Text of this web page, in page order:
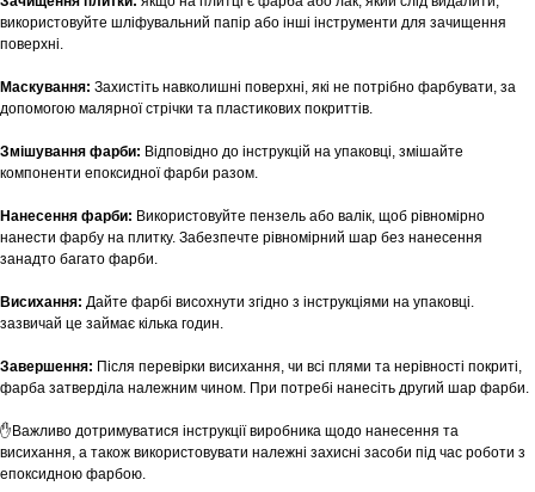
використовуйте шліфувальний папір або інші інструменти для зачищення
поверхні.
Маскування: Захистіть навколишні поверхні, які не потрібно фарбувати, за
допомогою малярної стрічки та пластикових покриттів.
Змішування фарби: Відповідно до інструкцій на упаковці, змішайте
компоненти епоксидної фарби разом.
Нанесення фарби: Використовуйте пензель або валік, щоб рівномірно
нанести фарбу на плитку. Забезпечте рівномірний шар без нанесення
занадто багато фарби.
Висихання: Дайте фарбі висохнути згідно з інструкціями на упаковці.
зазвичай це займає кілька годин.
Завершення: Після перевірки висихання, чи всі плями та нерівності покриті,
фарба затверділа належним чином. При потребі нанесіть другий шар фарби.
✋Важливо дотримуватися інструкції виробника щодо нанесення та
висихання, а також використовувати належні захисні засоби під час роботи з
епоксидною фарбою.